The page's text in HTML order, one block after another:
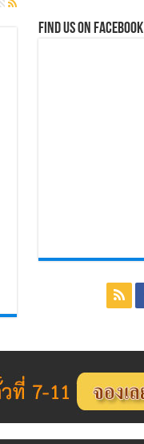
Find us on Facebook